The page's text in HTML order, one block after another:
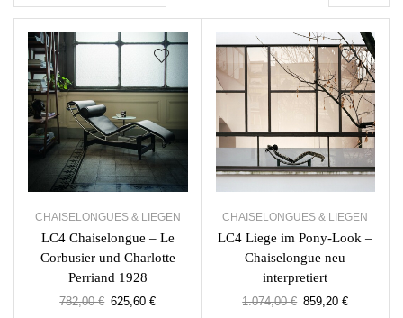
CHAISELONGUES & LIEGEN
LC4 Chaiselongue – Le
Corbusier und Charlotte
Perriand 1928
782,00€ 625,60€
CHAISELONGUES & LIEGEN
LC4 Liege im Pony-Look –
Chaiselongue neu
interpretiert
1.074,00€ 859,20€